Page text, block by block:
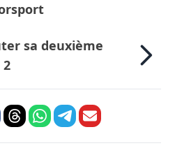
sa deuxième